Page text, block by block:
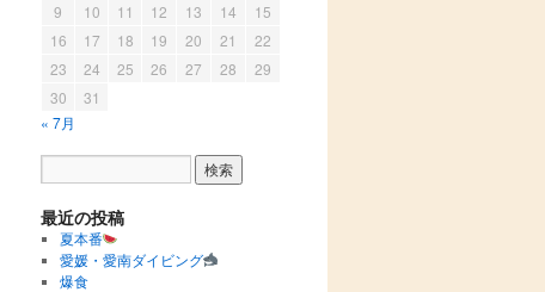
9
10 11 12 13 14
15
16
17 18 19 20 21
22
23
24 25 26 27 28
29
30
31
« 7月
最近の投稿
夏本番
愛媛・愛南ダイビング
爆食